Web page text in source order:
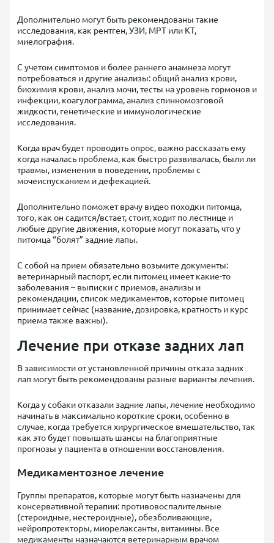
Дополнительно могут быть рекомендованы такие
исследования, как рентген, УЗИ, МРТ или КТ,
миелография.
С учетом симптомов и более раннего анамнеза могут
потребоваться и другие анализы: общий анализ крови,
биохимия крови, анализ мочи, тесты на уровень гормонов и
инфекции, коагулограмма, анализ спинномозговой
жидкости, генетические и иммунологические
исследования.
Когда врач будет проводить опрос, важно рассказать ему
когда началась проблема, как быстро развивалась, были ли
травмы, изменения в поведении, проблемы с
мочеиспусканием и дефекацией.
Дополнительно поможет врачу видео походки питомца,
того, как он садится/встает, стоит, ходит по лестнице и
любые другие движения, которые могут показать, что у
питомца “болят” задние лапы.
С собой на прием обязательно возьмите документы:
ветеринарный паспорт, если питомец имеет какие-то
заболевания – выписки с приемов, анализы и
рекомендации, список медикаментов, которые питомец
принимает сейчас (название, дозировка, кратность и курс
приема также важны).
Лечение при отказе задних лап
В зависимости от установленной причины отказа задних
лап могут быть рекомендованы разные варианты лечения.
Когда у собаки отказали задние лапы, лечение необходимо
начинать в максимально короткие сроки, особенно в
случае, когда требуется хирургическое вмешательство, так
как это будет повышать шансы на благоприятные
прогнозы у пациента в отношении восстановления.
Медикаментозное лечение
Группы препаратов, которые могут быть назначены для
консервативной терапии: противовоспалительные
(стероидные, нестероидные), обезболивающие,
нейропротекторы, миорелаксанты, витамины. Все
медикаменты назначаются ветеринарным врачом